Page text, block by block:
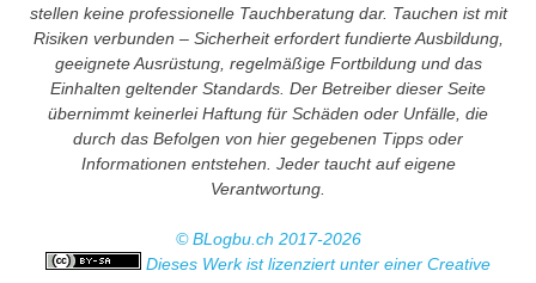
stellen keine professionelle Tauchberatung dar. Tauchen ist mit
Risiken verbunden – Sicherheit erfordert fundierte Ausbildung,
geeignete Ausrüstung, regelmäßige Fortbildung und das
Einhalten geltender Standards. Der Betreiber dieser Seite
übernimmt keinerlei Haftung für Schäden oder Unfälle, die
durch das Befolgen von hier gegebenen Tipps oder
Informationen entstehen. Jeder taucht auf eigene
Verantwortung.
© BLogbu.ch 2017-2026
Dieses Werk ist lizenziert unter einer Creative